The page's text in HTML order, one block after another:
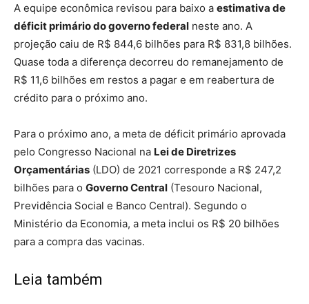
A equipe econômica revisou para baixo a estimativa de
déficit primário do governo federal neste ano. A
projeção caiu de R$ 844,6 bilhões para R$ 831,8 bilhões.
Quase toda a diferença decorreu do remanejamento de
R$ 11,6 bilhões em restos a pagar e em reabertura de
crédito para o próximo ano.
Para o próximo ano, a meta de déficit primário aprovada
pelo Congresso Nacional na Lei de Diretrizes
Orçamentárias (LDO) de 2021 corresponde a R$ 247,2
bilhões para o Governo Central (Tesouro Nacional,
Previdência Social e Banco Central). Segundo o
Ministério da Economia, a meta inclui os R$ 20 bilhões
para a compra das vacinas.
Leia também